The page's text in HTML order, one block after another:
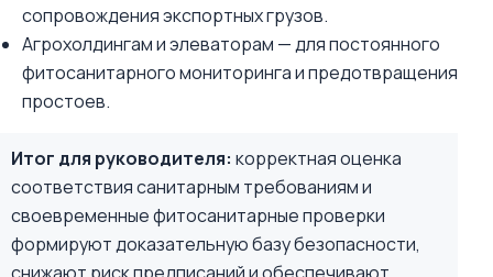
сопровождения экспортных грузов.
Агрохолдингам и элеваторам — для постоянного
фитосанитарного мониторинга и предотвращения
простоев.
Итог для руководителя: корректная оценка
соответствия санитарным требованиям и
своевременные фитосанитарные проверки
формируют доказательную базу безопасности,